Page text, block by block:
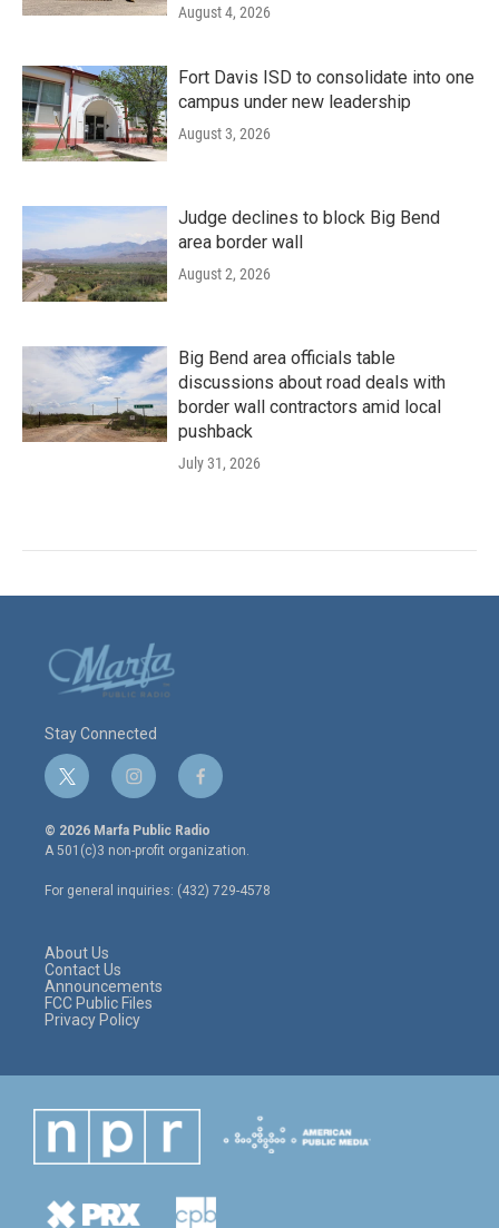
August 4, 2026
Fort Davis ISD to consolidate into one
campus under new leadership
August 3, 2026
Judge declines to block Big Bend
area border wall
August 2, 2026
Big Bend area officials table
discussions about road deals with
border wall contractors amid local
pushback
July 31, 2026
Stay Connected
t
w
i
t
e
r
i
n
s
t
a
g
r
f
a
c
e
o
o
© 2026 Marfa Public Radio
A 501(c)3 non-profit organization.
For general inquiries: (432) 729-4578
About Us
Contact Us
Announcements
FCC Public Files
Privacy Policy